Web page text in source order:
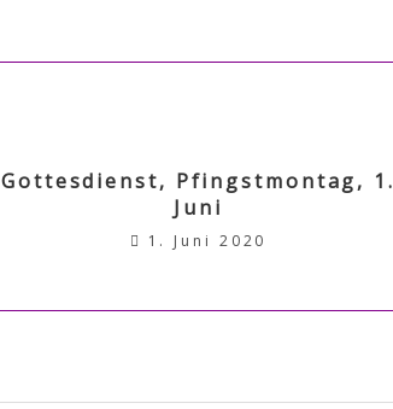
Gottesdienst, Pfingstmontag, 1.
Juni
1. Juni 2020